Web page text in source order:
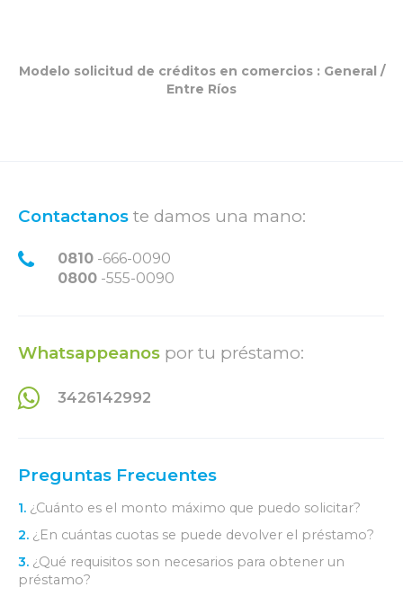
Modelo solicitud de créditos en comercios : General /
Entre Ríos
Contactanos te damos una mano:
0810 -666-0090
0800 -555-0090
Whatsappeanos por tu préstamo:
3426142992
Preguntas Frecuentes
1. ¿Cuánto es el monto máximo que puedo solicitar?
2. ¿En cuántas cuotas se puede devolver el préstamo?
3. ¿Qué requisitos son necesarios para obtener un
préstamo?